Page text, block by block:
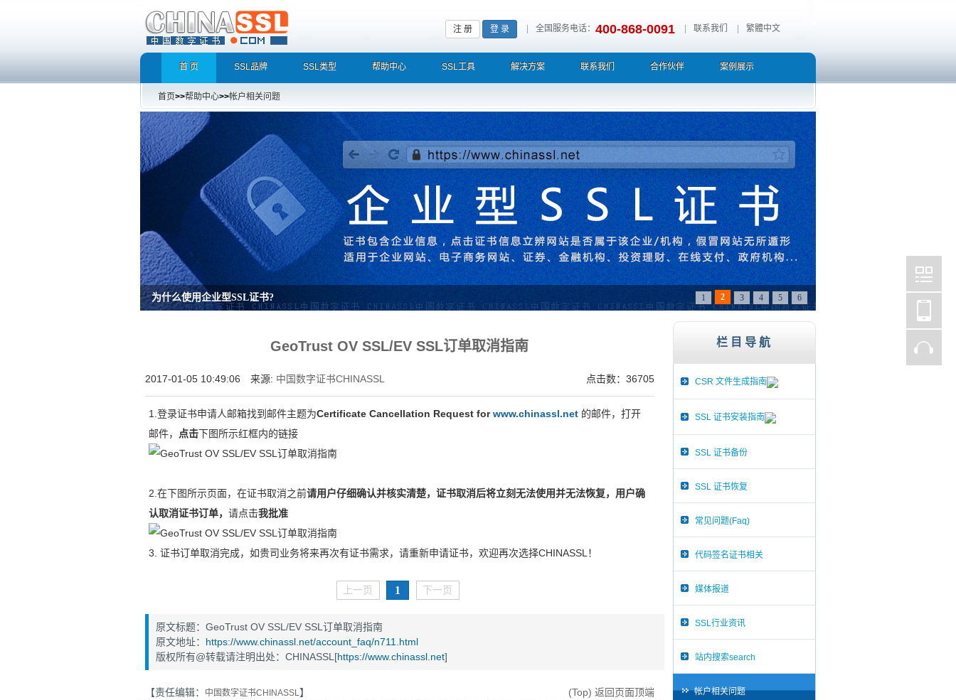
注 册 登 录 全国服务电话： 400-868-0091 联系我们 繁體中文
首 页 SSL品牌 SSL类型 帮助中心 SSL工具 解决方案 联系我们 合作伙伴 案例展示
首页>>帮助中心>>帐户相关问题
为什么使用企业型SSL证书?
为什么企业型SSL证书? 证书包含企业信息，点击证书信息立辨网站是否属于该企业/机构，假冒网站无所遁形 适用于企业网站、电子商务网站、证券、金融机构、投资理财、在线支
1 2 3 4 5 6
GeoTrust OV SSL/EV SSL订单取消指南
点击数：36705
2017-01-05 10:49:06 来源: 中国数字证书CHINASSL
1.登录证书申请人邮箱找到邮件主题为Certificate Cancellation Request forwww.chinassl.net 的邮件，打开
邮件，
点击下图所示红框内的链接
2.在下图所示页面，在证书取消之前请用户仔细确认并核实清楚，证书取消后将立刻无法使用并无法恢复，用户确
认取消证书订单，请点击我批准
3. 证书订单取消完成，如贵司业务将来再次有证书需求，请重新申请证书，欢迎再次选择CHINASSL！
上一页 1 下一页
原文标题：GeoTrust OV SSL/EV SSL订单取消指南
原文地址： https://www.chinassl.net/account_faq/n711.html
版权所有@转载请注明出处：CHINASSL[https://www.chinassl.net]
【责任编辑： 中国数字证书CHINASSL】 (Top) 返回页面顶端
栏目导航
CSR 文件生成指南
SSL 证书安装指南
SSL 证书备份
SSL 证书恢复
常见问题(Faq)
代码签名证书相关
媒体报道
SSL行业资讯
站内搜索search
帐户相关问题